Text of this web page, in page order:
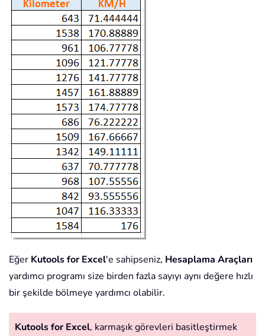
Eğer Kutools for Excel'e sahipseniz, Hesaplama Araçları
yardımcı programı size birden fazla sayıyı aynı değere hızlı
bir şekilde bölmeye yardımcı olabilir.
Kutools for Excel, karmaşık görevleri basitleştirmek